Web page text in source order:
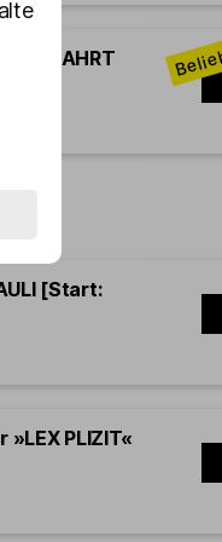
ZAHRT
[Start:
PLIZIT«